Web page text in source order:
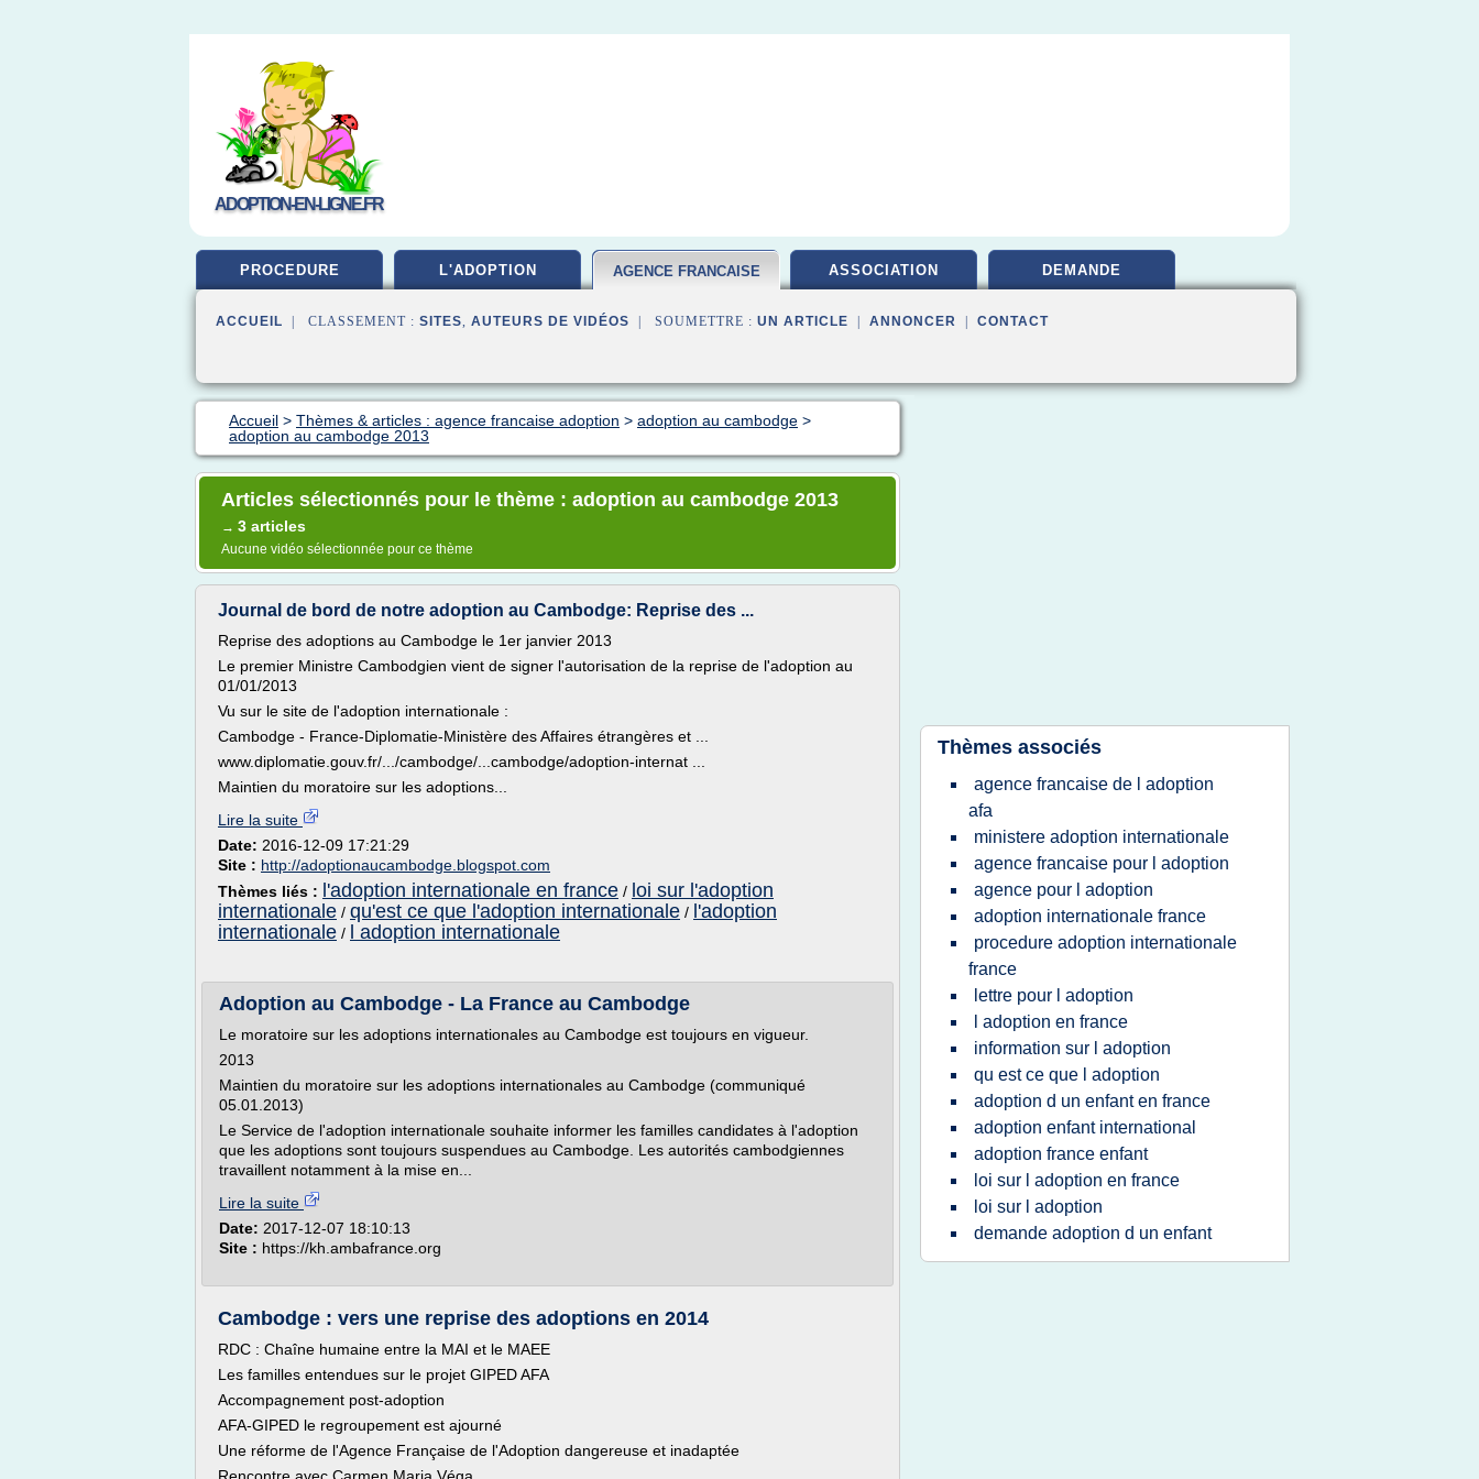
ADOPTION-EN-LIGNE.FR
PROCEDURE L'ADOPTION AGENCE FRANCAISE ASSOCIATION DEMANDE
ACCUEIL | CLASSEMENT : SITES, AUTEURS DE VIDÉOS | SOUMETTRE : UN ARTICLE ANNONCER CONTACT
Accueil > Thèmes & articles : agence francaise adoption > adoption au cambodge >
adoption au cambodge 2013
Articles sélectionnés pour le thème : adoption au cambodge 2013
→ 3 articles
Aucune vidéo sélectionnée pour ce thème
Journal de bord de notre adoption au Cambodge: Reprise des ...
Reprise des adoptions au Cambodge le 1er janvier 2013
Le premier Ministre Cambodgien vient de signer l'autorisation de la reprise de l'adoption au
01/01/2013
Vu sur le site de l'adoption internationale :
Cambodge - France-Diplomatie-Ministère des Affaires étrangères et ...
www.diplomatie.gouv.fr/.../cambodge/...cambodge/adoption-internat ...
Maintien du moratoire sur les adoptions...
Lire la suite
Date: 2016-12-09 17:21:29
Site : http://adoptionaucambodge.blogspot.com
Thèmes liés :
l'adoption internationale en france / loi sur l'adoption
internationale / qu'est ce que l'adoption internationale / l'adoption
internationale / l adoption internationale
Adoption au Cambodge - La France au Cambodge
Le moratoire sur les adoptions internationales au Cambodge est toujours en vigueur.
2013
Maintien du moratoire sur les adoptions internationales au Cambodge (communiqué
05.01.2013)
Le Service de l'adoption internationale souhaite informer les familles candidates à l'adoption
que les adoptions sont toujours suspendues au Cambodge. Les autorités cambodgiennes
travaillent notamment à la mise en...
Lire la suite
Date: 2017-12-07 18:10:13
Site : https://kh.ambafrance.org
Cambodge : vers une reprise des adoptions en 2014
RDC : Chaîne humaine entre la MAI et le MAEE
Les familles entendues sur le projet GIPED AFA
Accompagnement post-adoption
AFA-GIPED le regroupement est ajourné
Une réforme de l'Agence Française de l'Adoption dangereuse et inadaptée
Thèmes associés
agence francaise de l adoption
afa
ministere adoption internationale
agence francaise pour l adoption
agence pour l adoption
adoption internationale france
procedure adoption internationale
france
lettre pour l adoption
l adoption en france
information sur l adoption
qu est ce que l adoption
adoption d un enfant en france
adoption enfant international
adoption france enfant
loi sur l adoption en france
loi sur l adoption
demande adoption d un enfant